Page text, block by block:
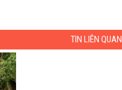
TIN LIÊN QUAN